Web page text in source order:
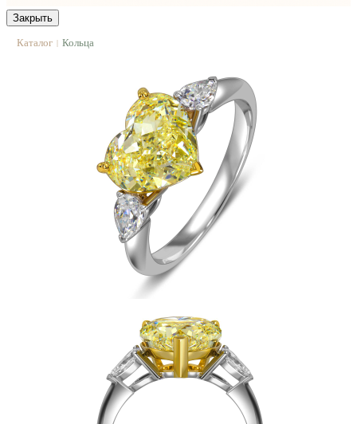
Закрыть
Каталог | Кольца